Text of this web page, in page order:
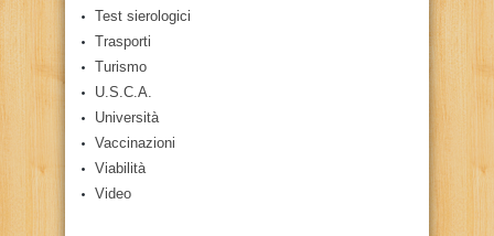
Test sierologici
Trasporti
Turismo
U.S.C.A.
Università
Vaccinazioni
Viabilità
Video